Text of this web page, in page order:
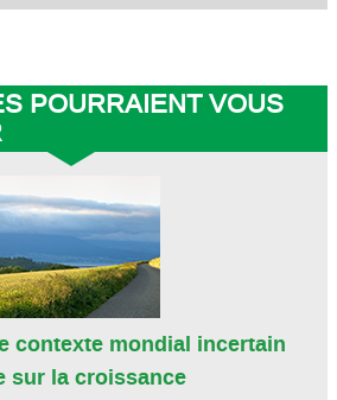
POURRAIENT VOUS
contexte mondial incertain
sur la croissance